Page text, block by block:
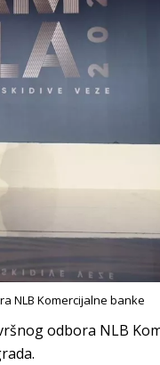
NLB Komercijalne banke
odbora NLB